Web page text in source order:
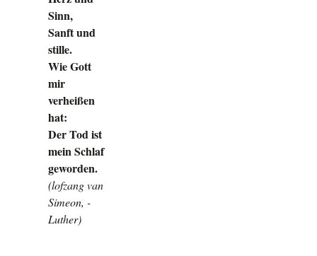
Sinn,
Sanft und
stille.
Wie Gott
mir
verheißen
hat:
Der Tod ist
mein Schlaf
geworden.
(lofzang van
Simeon, -
Luther)